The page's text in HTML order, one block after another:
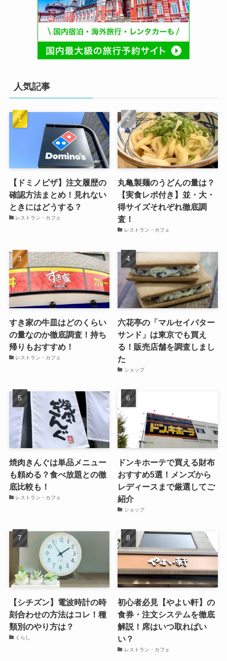
人気記事
【ドミノピザ】注文履歴の
確認方法まとめ！見れない
ときにはどうする？
レストラン・カフェ
丸亀製麺のうどんの量は？
【実食レポ付き】並・大・
得サイズそれぞれ徹底調
査！
レストラン・カフェ
すき家の牛皿はどのくらい
の量なのか徹底調査！持ち
帰りもおすすめ！
レストラン・カフェ
六花亭の「マルセイバター
サンド」は東京でも買え
る！販売店舗を調査しまし
た
ショップ
焼肉きんぐは単品メニュー
も頼める？食べ放題との徹
底比較も！
レストラン・カフェ
ドンキホーテで買える財布
おすすめ5選！メンズから
レディースまで厳選してご
紹介
ショップ
【シチズン】電波時計の時
刻合わせの方法はコレ！種
類別のやり方は？
くらし
初心者必見【やよい軒】の
食券・注文システムを徹底
解説！席はいつ取ればい
い？
レストラン・カフェ